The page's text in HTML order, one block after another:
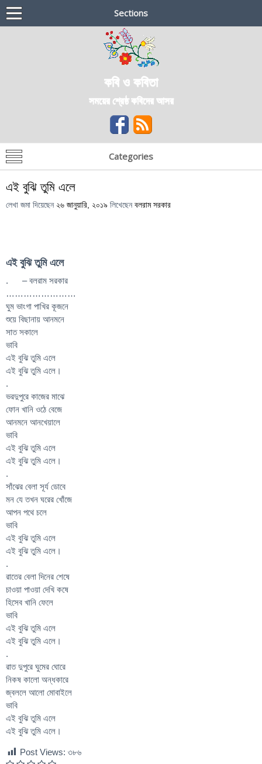
Sections
কবি ও কবিতা
সময়ের শ্রেষ্ঠ কবিদের আসর
Categories
এই বুঝি তুমি এলে
লেখা জমা দিয়েছেন ২৬ জানুয়ারি, ২০১৯ লিখেছেন বলরাম সরকার
এই বুঝি তুমি এলে
. – বলরাম সরকার
……………………
ঘুম ভাংগা পাখির কূজনে
শুয়ে বিছানায় আনমনে
সাত সকালে
ভাবি
এই বুঝি তুমি এলে
এই বুঝি তুমি এলে।
.
ভরদুপুরে কাজের মাঝে
ফোন খানি ওঠে বেজে
আনমনে আনখেয়ালে
ভাবি
এই বুঝি তুমি এলে
এই বুঝি তুমি এলে।
.
সাঁঝের বেলা সূর্য ডোবে
মন যে তখন ঘরের খোঁজে
আপন পথে চলে
ভাবি
এই বুঝি তুমি এলে
এই বুঝি তুমি এলে।
.
রাতের বেলা দিনের শেষে
চাওয়া পাওয়া দেখি কষে
হিসেব খানি ফেলে
ভাবি
এই বুঝি তুমি এলে
এই বুঝি তুমি এলে।
.
রাত দুপুরে ঘুমের ঘোরে
নিকষ কালো অন্ধকারে
জ্বললে আলো মোবাইলে
ভাবি
এই বুঝি তুমি এলে
এই বুঝি তুমি এলে।
Post Views: ৩৮৬